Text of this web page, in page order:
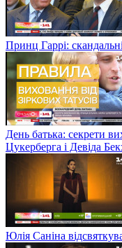
Принц Гаррі:
День батька: секрети
Цукерберга і Девіда
Юлія Саніна